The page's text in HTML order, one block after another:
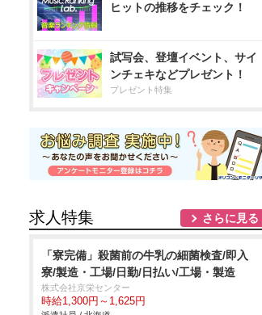
ヒットの推移をチェック！
試写会、登壇イベント、サイ
ンチェキなどプレゼント！
プレゼント特集
求人特集 さらに見る
「寮完備」殺菌前の牛乳の細菌検査/即入
寮/製造・工場/日勤/日払い/工場・製造
株式会社京栄センター
時給1,300円～1,625円